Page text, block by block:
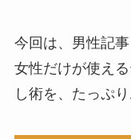
今回は、男性記
女性だけが使え
し術を、たっぷ